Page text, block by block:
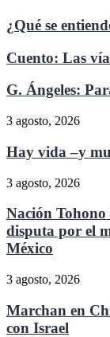
¿Qué se
Cuento: Las
G. Ángeles:
3 agosto, 2026
Hay vida –y
3 agosto, 2026
Nación
disputa por el
México
3 agosto, 2026
Marchan en
con Israel